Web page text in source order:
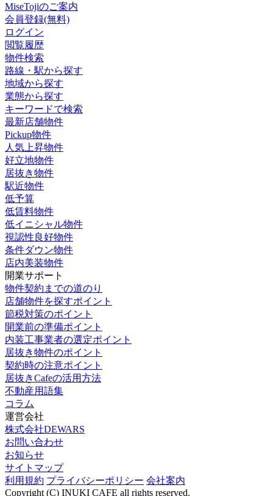
MiseTojiのご案内
会員登録(無料)
ログイン
閲覧履歴
物件検索
路線・駅から探す
地域から探す
業態から探す
キーワードで検索
最新店舗物件
Pickup物件
人気上昇物件
好立地物件
居抜き物件
駅近物件
低予算
低賃料物件
低イニシャル物件
視認性良好物件
条件ダウン物件
店内美装物件
開業サポート
物件契約までの道のり
店舗物件を探すポイント
節税対策のポイント
開業前の準備ポイント
内装工事業者の選定ポイント
居抜き物件のポイント
契約時の注意ポイント
居抜きCafeの活用方法
不動産用語集
コラム
運営会社
株式会社DEWARS
お問い合わせ
お知らせ
サイトマップ
利用規約 プライバシーポリシー 会社案内
Copyright (C) INUKI CAFE all rights reserved.